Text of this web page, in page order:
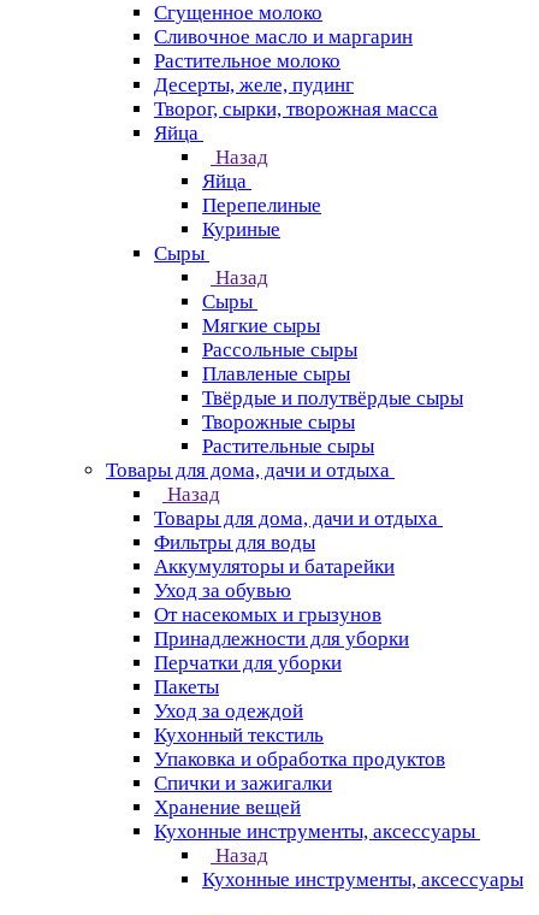
Сгущенное молоко
Сливочное масло и маргарин
Растительное молоко
Десерты, желе, пудинг
Творог, сырки, творожная масса
Яйца
Назад
Яйца
Перепелиные
Куриные
Сыры
Назад
Сыры
Мягкие сыры
Рассольные сыры
Плавленые сыры
Твёрдые и полутвёрдые сыры
Творожные сыры
Растительные сыры
Товары для дома, дачи и отдыха
Назад
Товары для дома, дачи и отдыха
Фильтры для воды
Аккумуляторы и батарейки
Уход за обувью
От насекомых и грызунов
Принадлежности для уборки
Перчатки для уборки
Пакеты
Уход за одеждой
Кухонный текстиль
Упаковка и обработка продуктов
Спички и зажигалки
Хранение вещей
Кухонные инструменты, аксессуары
Назад
Кухонные инструменты, аксессуары